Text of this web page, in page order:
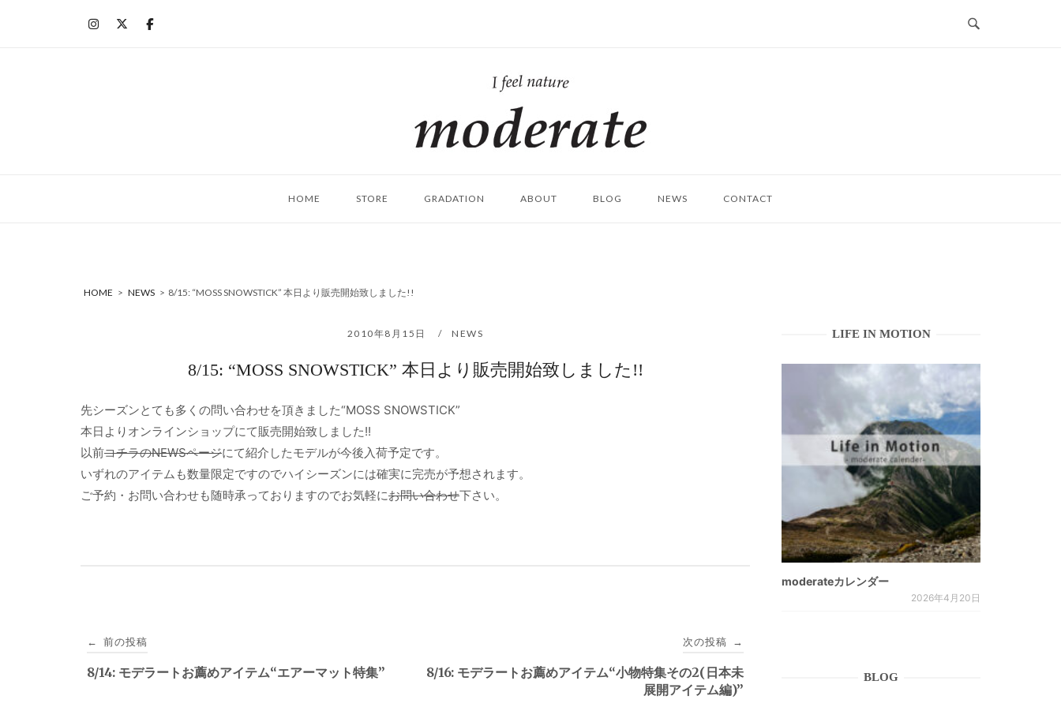
ム
HOME STORE GRADATION ABOUT BLOG NEWS CONTACT
HOME > NEWS > 8/15: “MOSS SNOWSTICK” 本日より販売開始致しました!!
2010年8月15日 NEWS
8/15: “MOSS SNOWSTICK” 本日より販売開始致しました!!
先シーズンとても多くの問い合わせを頂きました“MOSS SNOWSTICK”
本日よりオンラインショップにて販売開始致しました!!
以前コチラのNEWSページにて紹介したモデルが今後入荷予定です。
いずれのアイテムも数量限定ですのでハイシーズンには確実に完売が予想されます。
ご予約・お問い合わせも随時承っておりますのでお気軽にお問い合わせ下さい。
稿
← 前の投稿
8/14: モデラートお薦めアイテム“エアーマット特集”
次の投稿 →
8/16: モデラートお薦めアイテム“小物特集その2(日本未
展開アイテム編)”
LIFE IN MOTION
moderateカレンダー
2026年4月20日
BLOG